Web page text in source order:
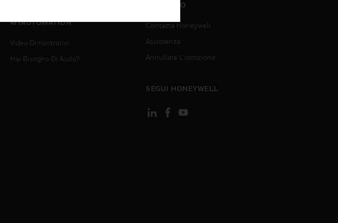
MYAUTOMATION
Video Dimostrativi
Hai Bisogno Di Aiuto?
CONTATTO
Contatta Honeywell
Assistenza
Annullate L’iscrizione
SEGUI HONEYWELL